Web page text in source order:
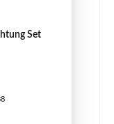
Set